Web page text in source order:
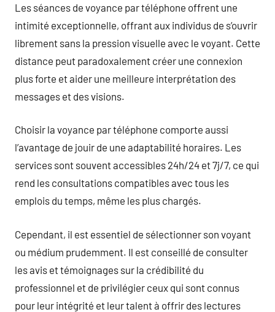
Les séances de voyance par téléphone offrent une
intimité exceptionnelle, offrant aux individus de s’ouvrir
librement sans la pression visuelle avec le voyant. Cette
distance peut paradoxalement créer une connexion
plus forte et aider une meilleure interprétation des
messages et des visions.
Choisir la voyance par téléphone comporte aussi
l’avantage de jouir de une adaptabilité horaires. Les
services sont souvent accessibles 24h/24 et 7j/7, ce qui
rend les consultations compatibles avec tous les
emplois du temps, même les plus chargés.
Cependant, il est essentiel de sélectionner son voyant
ou médium prudemment. Il est conseillé de consulter
les avis et témoignages sur la crédibilité du
professionnel et de privilégier ceux qui sont connus
pour leur intégrité et leur talent à offrir des lectures